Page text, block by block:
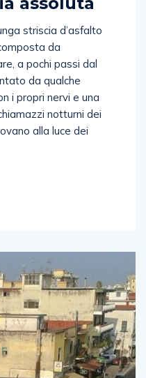
striscia d’asfalto
da
a pochi passi dal
da qualche
i propri nervi e una
notturni dei
alla luce dei